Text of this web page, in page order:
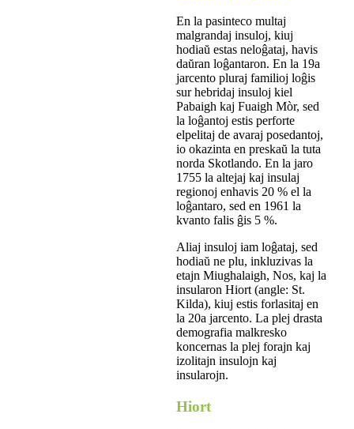
En la pasinteco multaj
malgrandaj insuloj, kiuj
hodiaŭ estas neloĝataj, havis
daŭran loĝantaron. En la 19a
jarcento pluraj familioj loĝis
sur hebridaj insuloj kiel
Pabaigh kaj Fuaigh Mòr, sed
la loĝantoj estis perforte
elpelitaj de avaraj posedantoj,
io okazinta en preskaŭ la tuta
norda Skotlando. En la jaro
1755 la altejaj kaj insulaj
regionoj enhavis 20 % el la
loĝantaro, sed en 1961 la
kvanto falis ĝis 5 %.
Aliaj insuloj iam loĝataj, sed
hodiaŭ ne plu, inkluzivas la
etajn Miughalaigh, Nos, kaj la
insularon Hiort (angle: St.
Kilda), kiuj estis forlasitaj en
la 20a jarcento. La plej drasta
demografia malkresko
koncernas la plej forajn kaj
izolitajn insulojn kaj
insularojn.
Hiort